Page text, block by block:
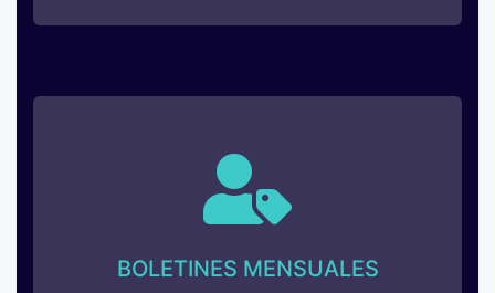
BOLETINES MENSUALES